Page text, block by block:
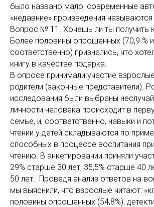
было названо мало, современные
«недавние» произведения
Вопрос № 11. Хочешь ли ты получить
Более половины опрошенных (70,9 % и
соответственно) признались, что
книгу в качестве подарка.
В опросе принимали участие
родители (законные представители).
исследования были выбраны
личности человека происходит в
семье, и, соответственно, навыки и
чтении у детей складываются по
способных в процессе воспитания
чтению. В анкетировании приняли
29% старше 30 лет, 35,5% старше 40
50 лет. Проведя анализ ответов на
мы выяснили, что взрослые читают:
половины опрошенных (54,8%),